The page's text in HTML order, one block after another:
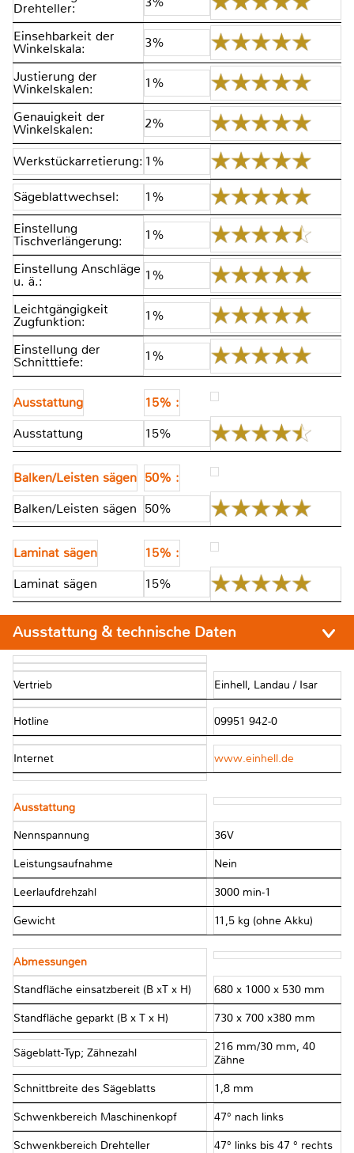
Drehteller:
Einsehbarkeit der
Winkelskala: 3%
Justierung der
Winkelskalen: 1%
Genauigkeit der
Winkelskalen: 2%
Werkstückarretierung: 1%
Sägeblattwechsel:
1%
Einstellung
Tischverlängerung: 1%
Einstellung Anschläge
u. ä.: 1%
Leichtgängigkeit
Zugfunktion: 1%
Einstellung der
Schnitttiefe: 1%
Ausstattung
15% :
Ausstattung
15%
Balken/Leisten sägen 50% :
Balken/Leisten sägen 50%
Laminat sägen
15% :
Laminat sägen
15%
Ausstattung & technische Daten
Vertrieb Einhell, Landau / Isar
Hotline 09951 942-0
Internet www.einhell.de
Ausstattung
Nennspannung 36V
Leistungsaufnahme Nein
Leerlaufdrehzahl 3000 min-1
Gewicht 11,5 kg (ohne Akku)
Abmessungen
Standfläche einsatzbereit (B xT x H) 680 x 1000 x 530 mm
Standfläche geparkt (B x T x H) 730 x 700 x380 mm
Sägeblatt-Typ; Zähnezahl
216 mm/30 mm, 40
Zähne
Schnittbreite des Sägeblatts 1,8 mm
Schwenkbereich Maschinenkopf 47° nach links
Schwenkbereich Drehteller 47° links bis 47 ° rechts